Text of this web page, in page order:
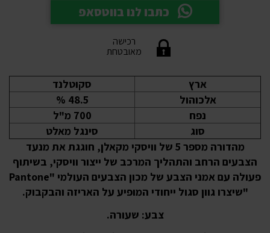
כתבו לנו בווטסאפ
רכישה
מאובטחת
ארץ
סקוטלנד
אלכוהול
48.5 %
נפח
700 מ"ל
סוג
סינגל מאלט
מהדורה מספר 5 של וויסקי מקאלן, חוגגת את מנעד
הצבעים הרחב והתהליך המרכב של ייצור וויסקי, בשיתוף
פעולה עם אמני הצבע של מכון הצבעים העולמי "Pantone
"שיצרו גוון סגול ייחודי המופיע על האריזה והבקבוק.
צבע: שעורה.